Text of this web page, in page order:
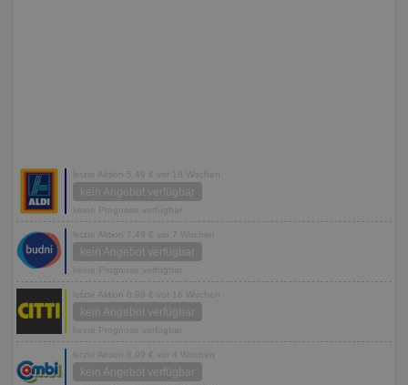
letzte Aktion 5,49 € vor 18 Wochen
kein Angebot verfügbar
keine Prognose verfügbar
letzte Aktion 7,49 € vor 7 Wochen
kein Angebot verfügbar
keine Prognose verfügbar
letzte Aktion 6,99 € vor 16 Wochen
kein Angebot verfügbar
keine Prognose verfügbar
letzte Aktion 6,99 € vor 4 Wochen
kein Angebot verfügbar